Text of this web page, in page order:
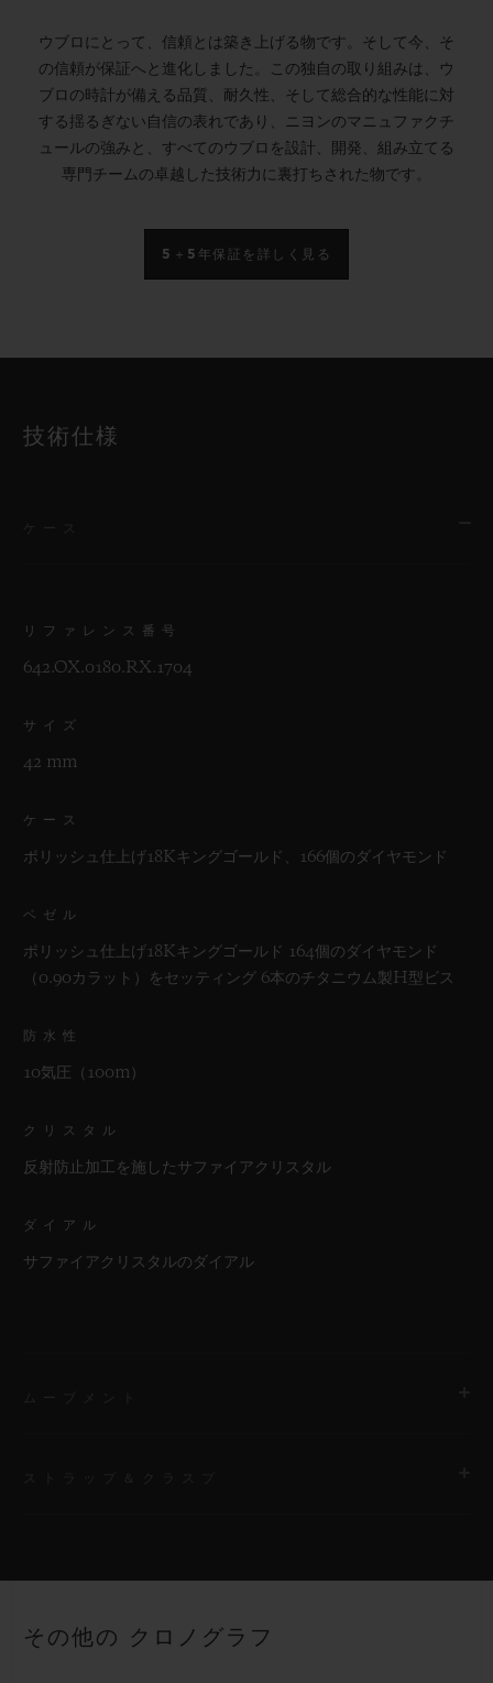
ウブロにとって、信頼とは築き上げる物です。そして今、そ
の信頼が保証へと進化しました。この独自の取り組みは、ウ
ブロの時計が備える品質、耐久性、そして総合的な性能に対
する揺るぎない自信の表れであり、ニヨンのマニュファクチ
ュールの強みと、すべてのウブロを設計、開発、組み立てる
専門チームの卓越した技術力に裏打ちされた物です。
5＋5年保証を詳しく見る
技術仕様
リファレンス番号
642.OX.0180.RX.1704
サイズ
42 mm
ケース
ポリッシュ仕上げ18Kキングゴールド、166個のダイヤモンド
ベゼル
ポリッシュ仕上げ18Kキングゴールド 164個のダイヤモンド
（0.90カラット）をセッティング 6本のチタニウム製H型ビス
防水性
10気圧（100m）
クリスタル
反射防止加工を施したサファイアクリスタル
ダイアル
サファイアクリスタルのダイアル
50時間
ストラップ
その他の クロノグラフ